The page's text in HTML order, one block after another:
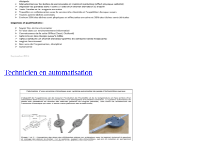
Technicien en automatisation